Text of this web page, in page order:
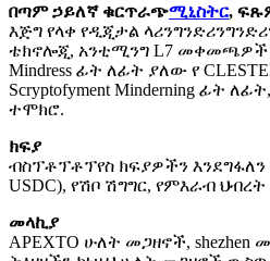
በጣም ኃይለኛ ቁርጥራጭሚኒስትር,
እጅግ የላቀ የዲጂታል
ቴክኖሎጂ, አንቲሚንግ L7 መቀመጫዎች የ
Mindress ፊት ለፊት ያለው የ
Scryptofyment Minderning ፊት
ተሞክሮ.
ክፍያ
ብስፕቶፕቶፕየስ ክፍያዎችን እንደግፋለን
USDC), የሽቦ ሽግግር, የምእራብ ህብረት
መላኪያ
APEXTO ሁለት መጋዘኖች, shezhen